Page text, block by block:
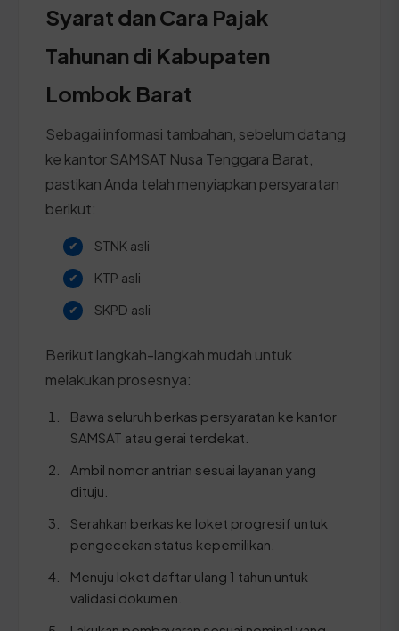
Syarat dan Cara Pajak
Tahunan di Kabupaten
Lombok Barat
Sebagai informasi tambahan, sebelum datang
ke kantor SAMSAT Nusa Tenggara Barat,
pastikan Anda telah menyiapkan persyaratan
berikut:
STNK asli
KTP asli
SKPD asli
Berikut langkah-langkah mudah untuk
melakukan prosesnya:
Bawa seluruh berkas persyaratan ke kantor
SAMSAT atau gerai terdekat.
Ambil nomor antrian sesuai layanan yang
dituju.
Serahkan berkas ke loket progresif untuk
pengecekan status kepemilikan.
Menuju loket daftar ulang 1 tahun untuk
validasi dokumen.